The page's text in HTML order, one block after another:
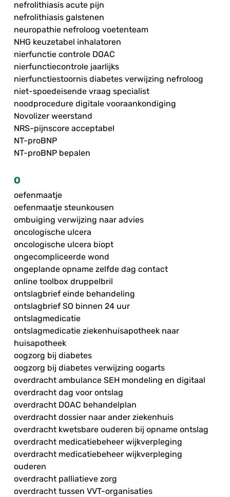
nefrolithiasis acute pijn
nefrolithiasis galstenen
neuropathie nefroloog voetenteam
NHG keuzetabel inhalatoren
nierfunctie controle DOAC
nierfunctiecontrole jaarlijks
nierfunctiestoornis diabetes verwijzing nefroloog
niet-spoedeisende vraag specialist
noodprocedure digitale vooraankondiging
Novolizer weerstand
NRS-pijnscore acceptabel
NT-proBNP
NT-proBNP bepalen
O
oefenmaatje
oefenmaatje steunkousen
ombuiging verwijzing naar advies
oncologische ulcera
oncologische ulcera biopt
ongecompliceerde wond
ongeplande opname zelfde dag contact
online toolbox druppelbril
ontslagbrief einde behandeling
ontslagbrief SO binnen 24 uur
ontslagmedicatie
ontslagmedicatie ziekenhuisapotheek naar
huisapotheek
oogzorg bij diabetes
oogzorg bij diabetes verwijzing oogarts
overdracht ambulance SEH mondeling en digitaal
overdracht dag voor ontslag
overdracht DOAC behandelplan
overdracht dossier naar ander ziekenhuis
overdracht kwetsbare ouderen bij opname ontslag
overdracht medicatiebeheer wijkverpleging
overdracht medicatiebeheer wijkverpleging
ouderen
overdracht palliatieve zorg
overdracht tussen VVT-organisaties